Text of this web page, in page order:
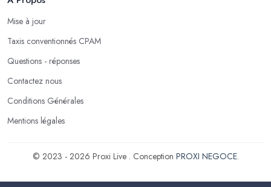
Mise à jour
Taxis conventionnés CPAM
Questions - réponses
Contactez nous
Conditions Générales
Mentions légales
© 2023 - 2026 Proxi Live . Conception PROXI NEGOCE.